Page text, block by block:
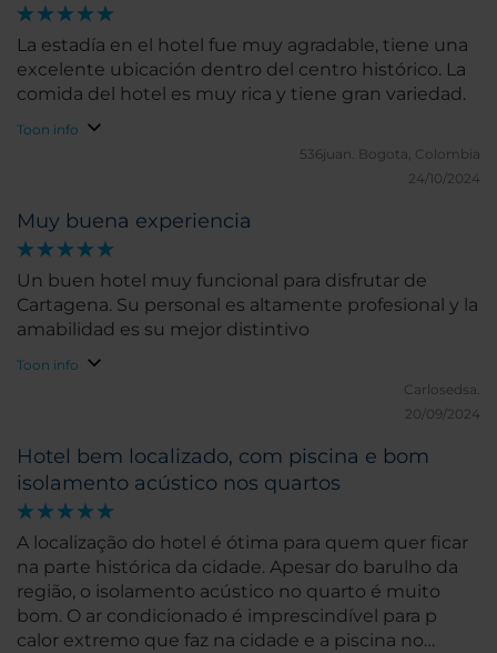
La estadía en el hotel fue muy agradable, tiene una
excelente ubicación dentro del centro histórico. La
comida del hotel es muy rica y tiene gran variedad.
Toon info
536juan. Bogota, Colombia
24/10/2024
Muy buena experiencia
Un buen hotel muy funcional para disfrutar de
Cartagena. Su personal es altamente profesional y la
amabilidad es su mejor distintivo
Toon info
Carlosedsa.
20/09/2024
Hotel bem localizado, com piscina e bom
isolamento acústico nos quartos
A localização do hotel é ótima para quem quer ficar
na parte histórica da cidade. Apesar do barulho da
região, o isolamento acústico no quarto é muito
bom. O ar condicionado é imprescindível para p
calor extremo que faz na cidade e a piscina no